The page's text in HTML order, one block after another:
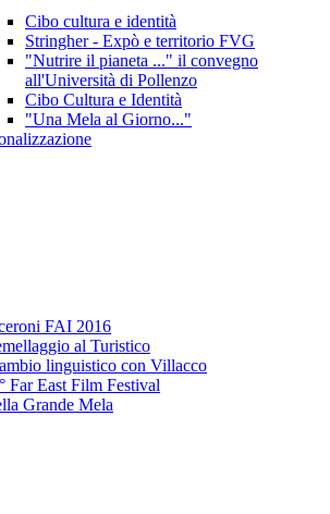
Cibo cultura e identità
Stringher - Expò e territorio FVG
"Nutrire il pianeta ..." il convegno
all'Università di Pollenzo
Cibo Cultura e Identità
"Una Mela al Giorno..."
FAI 2016
al Turistico
linguistico con Villacco
Far East Film Festival
Grande Mela